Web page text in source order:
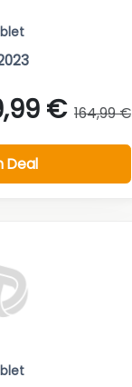
€ 164,99 €
Deal